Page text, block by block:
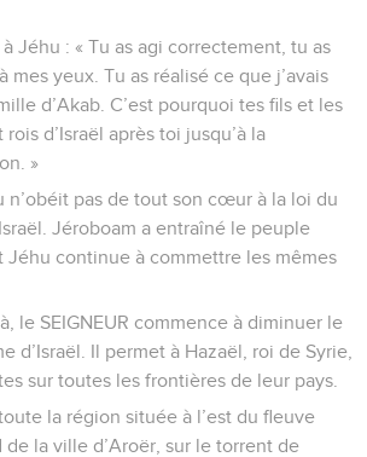
à Jéhu : « Tu as agi correctement, tu as
mes yeux. Tu as réalisé ce que j’avais
d’Akab. C’est pourquoi tes fils et les
d’Israël après toi jusqu’à la
»
n’obéit pas de tout son cœur à la loi du
Jéroboam a entraîné le peuple
Jéhu continue à commettre les mêmes
le SEIGNEUR commence à diminuer le
d’Israël. Il permet à Hazaël, roi de Syrie,
sur toutes les frontières de leur pays.
la région située à l’est du fleuve
la ville d’Aroër, sur le torrent de